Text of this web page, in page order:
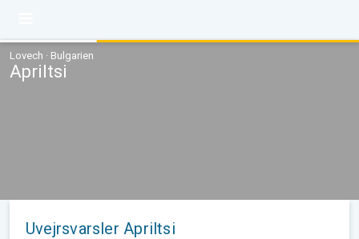
Lovech · Bulgarien
Apriltsi
Uvejrsvarsler Apriltsi